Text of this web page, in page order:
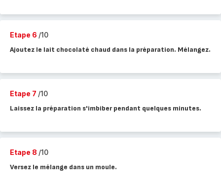
Etape 6 /10
Ajoutez le lait chocolaté chaud dans la préparation. Mélangez.
Etape 7 /10
Laissez la préparation s'imbiber pendant quelques minutes.
Etape 8 /10
Versez le mélange dans un moule.